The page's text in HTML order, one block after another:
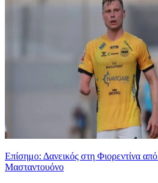
Επίσημο: Δανεικός στη Φιορεντίνα
Μασταντουόνο